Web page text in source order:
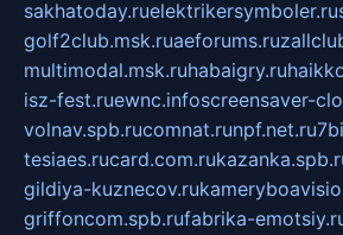
sakhatoday.ruelektrikersymboler.ru
golf2club.msk.ruaeforums.ru
multimodal.msk.ruhabaigry.ru
isz-fest.ruewnc.infoscreensaver-
volnav.spb.rucomnat.runpf.net.ru
tesiaes.rucard.com.ru
gildiya-kuznecov.ru
griffoncom.spb.rufabrika-